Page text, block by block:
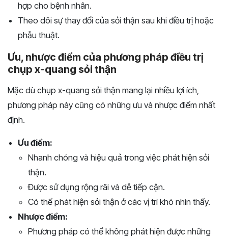
hợp cho bệnh nhân.
Theo dõi sự thay đổi của sỏi thận sau khi điều trị hoặc
phẫu thuật.
Ưu, nhược điểm của phương pháp điều trị
chụp x-quang sỏi thận
Mặc dù chụp x-quang sỏi thận mang lại nhiều lợi ích,
phương pháp này cũng có những ưu và nhược điểm nhất
định.
Ưu điểm:
Nhanh chóng và hiệu quả trong việc phát hiện sỏi
thận.
Được sử dụng rộng rãi và dễ tiếp cận.
Có thể phát hiện sỏi thận ở các vị trí khó nhìn thấy.
Nhược điểm:
Phương pháp có thể không phát hiện được những